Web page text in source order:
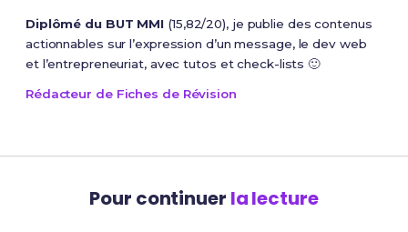
Diplômé du BUT MMI (15,82/20), je publie des contenus
actionnables sur l’expression d’un message, le dev web
et l’entrepreneuriat, avec tutos et check-lists 🙂
Rédacteur de Fiches de Révision
Pour continuer la lecture